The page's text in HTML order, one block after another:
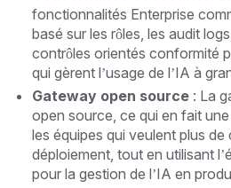
fonctionnalités Enterprise
basé sur les rôles, les audit
contrôles orientés conformité
qui gèrent l’usage de l’IA à
Gateway open source : La
open source, ce qui en fait
les équipes qui veulent plus de
déploiement, tout en utilisant
pour la gestion de l’IA en